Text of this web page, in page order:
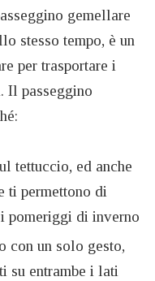
gemellare
stesso tempo, è un
per trasportare i
Il passeggino
tettuccio, ed anche
ti permettono di
pomeriggi di inverno
con un solo gesto,
su entrambe i lati